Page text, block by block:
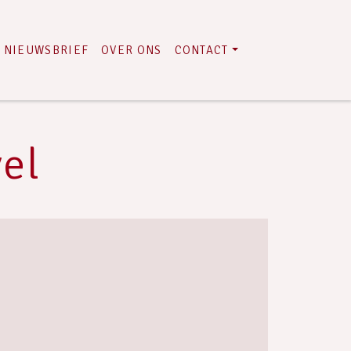
NIEUWSBRIEF OVER ONS CONTACT